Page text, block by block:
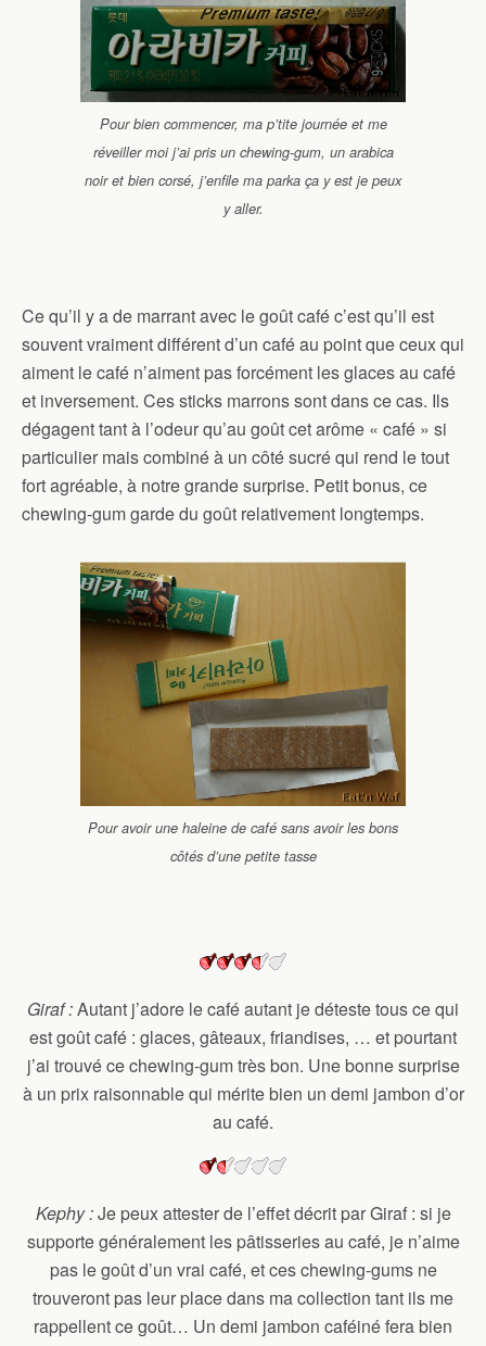
Pour bien commencer, ma p’tite journée et me
réveiller moi j’ai pris un chewing-gum, un arabica
noir et bien corsé, j’enfile ma parka ça y est je peux
y aller.
Ce qu’il y a de marrant avec le goût café c’est qu’il est
souvent vraiment différent d’un café au point que ceux qui
aiment le café n’aiment pas forcément les glaces au café
et inversement. Ces sticks marrons sont dans ce cas. Ils
dégagent tant à l’odeur qu’au goût cet arôme « café » si
particulier mais combiné à un côté sucré qui rend le tout
fort agréable, à notre grande surprise. Petit bonus, ce
chewing-gum garde du goût relativement longtemps.
Pour avoir une haleine de café sans avoir les bons
côtés d’une petite tasse
Giraf :Autant j’adore le café autant je déteste tous ce qui
est goût café : glaces, gâteaux, friandises, … et pourtant
j’ai trouvé ce chewing-gum très bon. Une bonne surprise
à un prix raisonnable qui mérite bien un demi jambon d’or
au café.
Kephy :Je peux attester de l’effet décrit par Giraf : si je
supporte généralement les pâtisseries au café, je n’aime
pas le goût d’un vrai café, et ces chewing-gums ne
trouveront pas leur place dans ma collection tant ils me
rappellent ce goût… Un demi jambon caféiné fera bien